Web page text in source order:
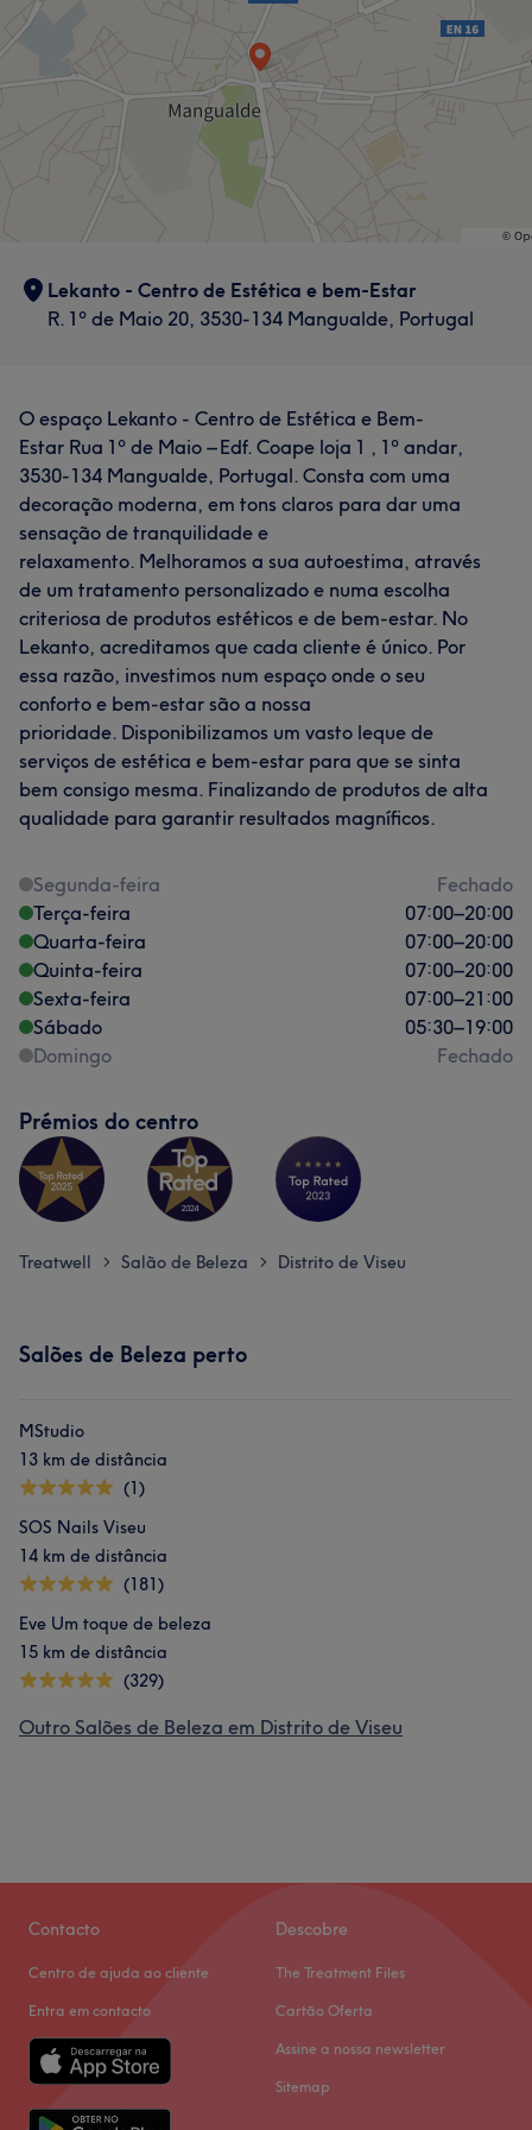
O que os teus clientes dizem sobre Manuela
Exceptional
Lekanto - Centro de Estética e bem-Estar
R. 1º de Maio 20, 3530-134 Mangualde, Portugal
O espaço Lekanto - Centro de Estética e Bem-
Estar Rua 1º de Maio – Edf. Coape loja 1 , 1º andar,
3530-134 Mangualde, Portugal. Consta com uma
decoração moderna, em tons claros para dar uma
sensação de tranquilidade e
relaxamento. Melhoramos a sua autoestima, através
de um tratamento personalizado e numa escolha
criteriosa de produtos estéticos e de bem-estar. No
Lekanto, acreditamos que cada cliente é único. Por
essa razão, investimos num espaço onde o seu
conforto e bem-estar são a nossa
prioridade. Disponibilizamos um vasto leque de
serviços de estética e bem-estar para que se sinta
bem consigo mesma. Finalizando de produtos de alta
qualidade para garantir resultados magníficos.
Segunda-feira
Fechado
Terça-feira
07:00–20:00
Quarta-feira
07:00–20:00
Quinta-feira
07:00–20:00
Sexta-feira
07:00–21:00
Sábado
05:30–19:00
Domingo
Fechado
Prémios do centro
Treatwell > Salão de Beleza > Distrito de Viseu
Salões de Beleza perto
MStudio
13 km de distância
(1)
SOS Nails Viseu
14 km de distância
(181)
Eve Um toque de beleza
15 km de distância
(329)
Outro Salões de Beleza em Distrito de Viseu
Contacto
Centro de ajuda ao cliente
Entra em contacto
Descobre
The Treatment Files
Cartão Oferta
Assine a nossa newsletter
Sitemap